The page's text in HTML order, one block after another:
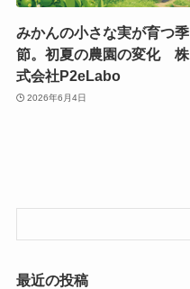
みかんの小さな実が育つ季
節。初夏の農園の変化 株
式会社P2eLabo
2026年6月4日
最近の投稿